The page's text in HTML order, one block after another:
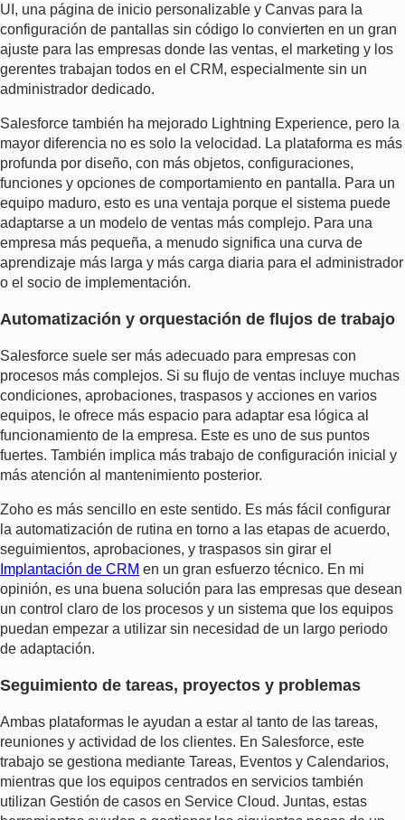
UI, una página de inicio personalizable y Canvas para la
configuración de pantallas sin código lo convierten en un gran
ajuste para las empresas donde las ventas, el marketing y los
gerentes trabajan todos en el CRM, especialmente sin un
administrador dedicado.
Salesforce también ha mejorado Lightning Experience, pero la
mayor diferencia no es solo la velocidad. La plataforma es más
profunda por diseño, con más objetos, configuraciones,
funciones y opciones de comportamiento en pantalla. Para un
equipo maduro, esto es una ventaja porque el sistema puede
adaptarse a un modelo de ventas más complejo. Para una
empresa más pequeña, a menudo significa una curva de
aprendizaje más larga y más carga diaria para el administrador
o el socio de implementación.
Automatización y orquestación de flujos de trabajo
Salesforce suele ser más adecuado para empresas con
procesos más complejos. Si su flujo de ventas incluye muchas
condiciones, aprobaciones, traspasos y acciones en varios
equipos, le ofrece más espacio para adaptar esa lógica al
funcionamiento de la empresa. Este es uno de sus puntos
fuertes. También implica más trabajo de configuración inicial y
más atención al mantenimiento posterior.
Zoho es más sencillo en este sentido. Es más fácil configurar
la automatización de rutina en torno a las etapas de acuerdo,
seguimientos, aprobaciones, y traspasos sin girar el
Implantación de CRM en un gran esfuerzo técnico. En mi
opinión, es una buena solución para las empresas que desean
un control claro de los procesos y un sistema que los equipos
puedan empezar a utilizar sin necesidad de un largo periodo
de adaptación.
Seguimiento de tareas, proyectos y problemas
Ambas plataformas le ayudan a estar al tanto de las tareas,
reuniones y actividad de los clientes. En Salesforce, este
trabajo se gestiona mediante Tareas, Eventos y Calendarios,
mientras que los equipos centrados en servicios también
utilizan Gestión de casos en Service Cloud. Juntas, estas